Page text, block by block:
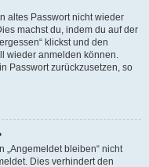
altes Passwort nicht wieder
machst du, indem du auf der
klickst und den
wieder anmelden können.
Passwort zurückzusetzen, so
„Angemeldet bleiben“ nicht
Dies verhindert den